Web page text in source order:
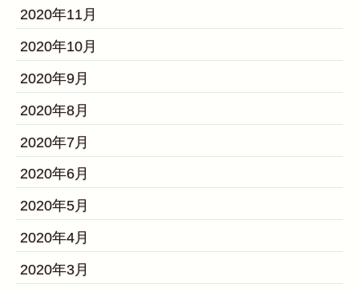
2020年11月
2020年10月
2020年9月
2020年8月
2020年7月
2020年6月
2020年5月
2020年4月
2020年3月